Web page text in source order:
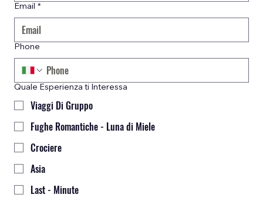
Email *
Phone
Quale Esperienza ti Interessa
Viaggi Di Gruppo
Fughe Romantiche - Luna di Miele
Crociere
Asia
Last - Minute